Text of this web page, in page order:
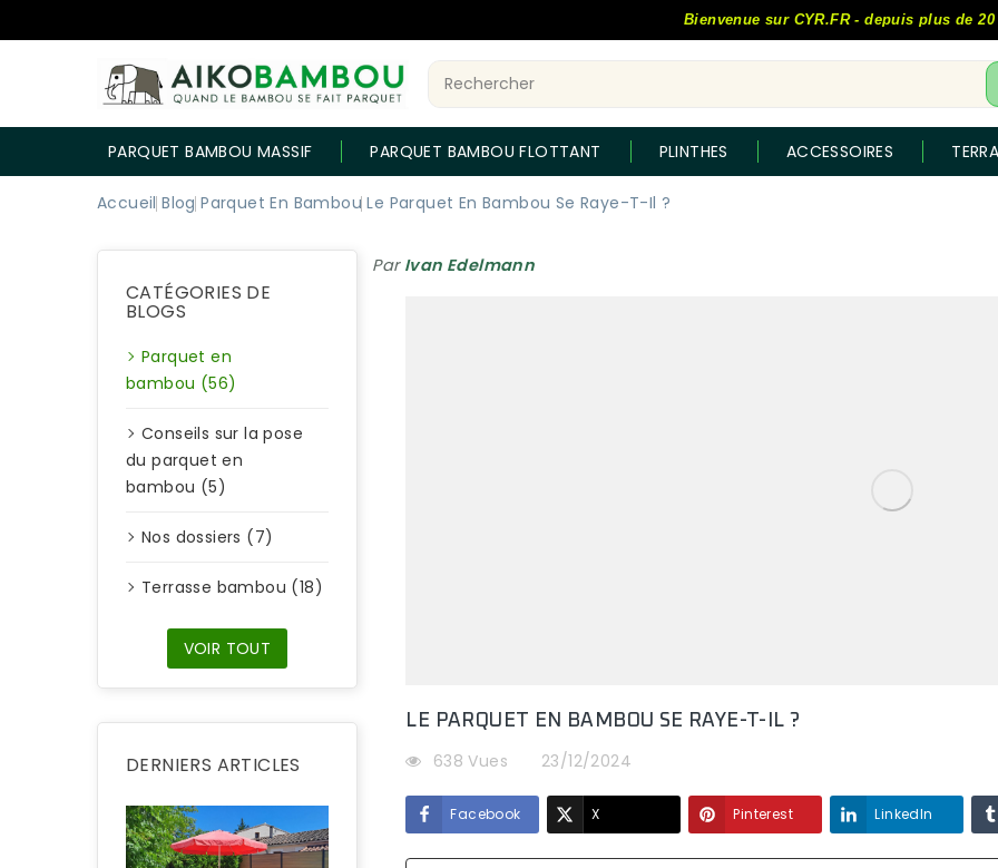
Bienvenue sur CYR.FR - depuis plus de 20
PARQUET BAMBOU MASSIF PARQUET BAMBOU FLOTTANT PLINTHES ACCESSOIRES
Accueil Blog Parquet En Bambou Le Parquet En Bambou Se Raye-T-Il ?
CATÉGORIES DE
BLOGS
Parquet en
bambou (56)
Conseils sur la pose
du parquet en
bambou (5)
Nos dossiers (7)
Terrasse bambou (18)
VOIR TOUT
DERNIERS ARTICLES
Par Ivan Edelmann
LE PARQUET EN BAMBOU SE RAYE-T-IL ?
638 Vues 23/12/2024
Facebook X Pinterest LinkedIn